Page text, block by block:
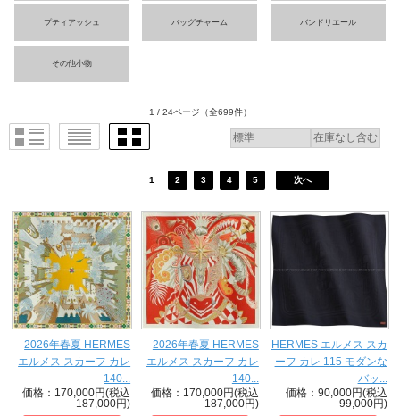
プティアッシュ バッグチャーム バンドリエール
その他小物
1 / 24ページ （全699件）
1 2 3 4 5 次へ
2026年春夏 HERMES
エルメス スカーフ カレ
140...
価格：170,000円(税込
187,000円)
2026年春夏 HERMES
エルメス スカーフ カレ
140...
価格：170,000円(税込
187,000円)
HERMES エルメス スカ
ーフ カレ 115 モダンな
バッ...
価格：90,000円(税込
99,000円)